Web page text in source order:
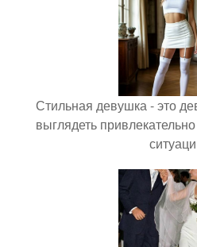
Стильная девушка - это
выглядеть